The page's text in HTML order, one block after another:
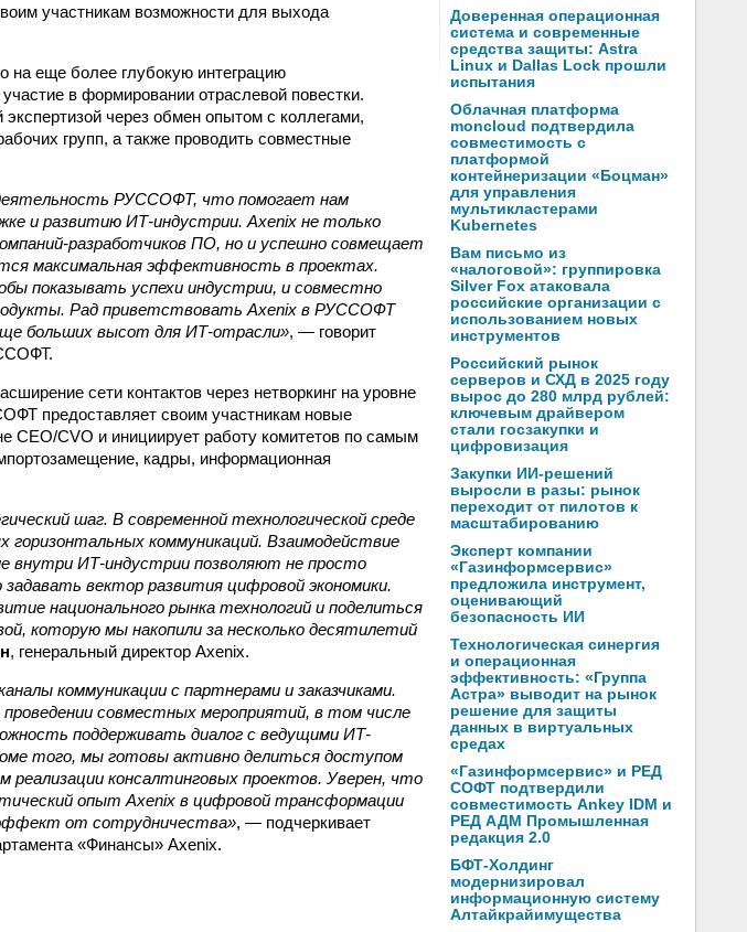
участникам возможности для выхода
на еще более глубокую интеграцию
в формировании отраслевой повестки.
через обмен опытом с коллегами,
групп, а также проводить совместные
РУССОФТ, что помогает нам
и развитию ИТ-индустрии. Axenix не только
разработчиков ПО, но и успешно совмещает
максимальная эффективность в проектах.
показывать успехи индустрии, и совместно
Рад приветствовать Axenix в РУССОФТ
больших высот для ИТ-отрасли», — говорит
сети контактов через нетворкинг на уровне
предоставляет своим участникам новые
CEO/СVO и инициирует работу комитетов по самым
кадры, информационная
шаг. В современной технологической среде
коммуникаций. Взаимодействие
внутри ИТ-индустрии позволяют не просто
вектор развития цифровой экономики.
национального рынка технологий и поделиться
которую мы накопили за несколько десятилетий
, генеральный директор Axenix.
коммуникации с партнерами и заказчиками.
совместных мероприятий, в том числе
поддерживать диалог с ведущими ИТ-
того, мы готовы активно делиться доступом
консалтинговых проектов. Уверен, что
опыт Axenix в цифровой трансформации
от сотрудничества», — подчеркивает
«Финансы» Axenix.
Доверенная операционная
система и современные
средства защиты: Astra
Linux и Dallas Lock прошли
испытания
Облачная платформа
moncloud подтвердила
совместимость с
платформой
контейнеризации «Боцман»
для управления
мультикластерами
Kubernetes
Вам письмо из
«налоговой»: группировка
Silver Fox атаковала
российские организации с
использованием новых
инструментов
Российский рынок
серверов и СХД в 2025 году
вырос до 280 млрд рублей:
ключевым драйвером
стали госзакупки и
цифровизация
Закупки ИИ-решений
выросли в разы: рынок
переходит от пилотов к
масштабированию
Эксперт компании
«Газинформсервис»
предложила инструмент,
оценивающий
безопасность ИИ
Технологическая синергия
и операционная
эффективность: «Группа
Астра» выводит на рынок
решение для защиты
данных в виртуальных
средах
«Газинформсервис» и РЕД
СОФТ подтвердили
совместимость Ankey IDM и
РЕД АДМ Промышленная
редакция 2.0
БФТ-Холдинг
модернизировал
информационную систему
Алтайкрайимущества